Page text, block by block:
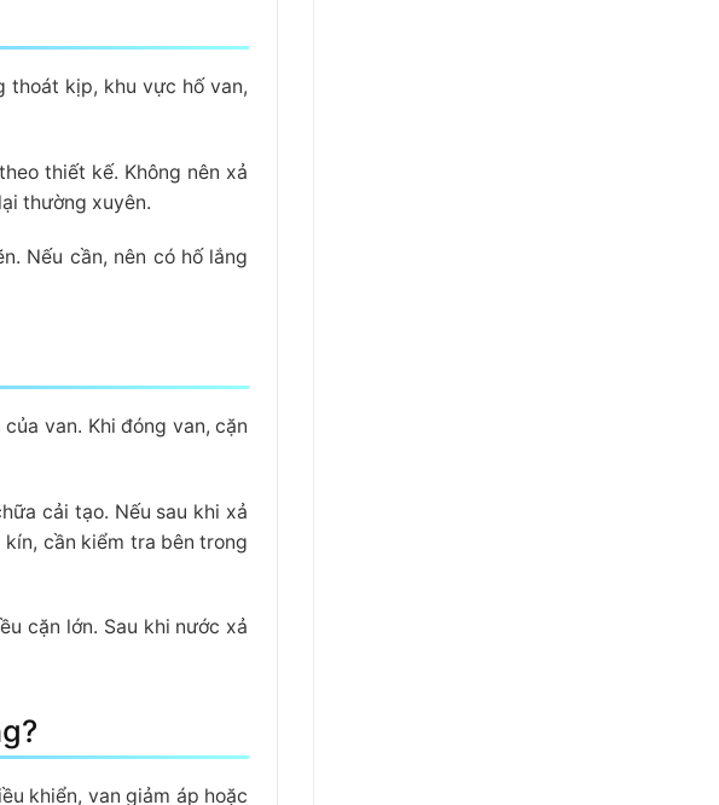
thoát kịp, khu vực hố van,
thiết kế. Không nên xả
thường xuyên.
Nếu cần, nên có hố lắng
van. Khi đóng van, cặn
cải tạo. Nếu sau khi xả
cần kiểm tra bên trong
cặn lớn. Sau khi nước xả
khiển, van giảm áp hoặc